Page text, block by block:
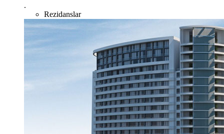
.
Rezidanslar